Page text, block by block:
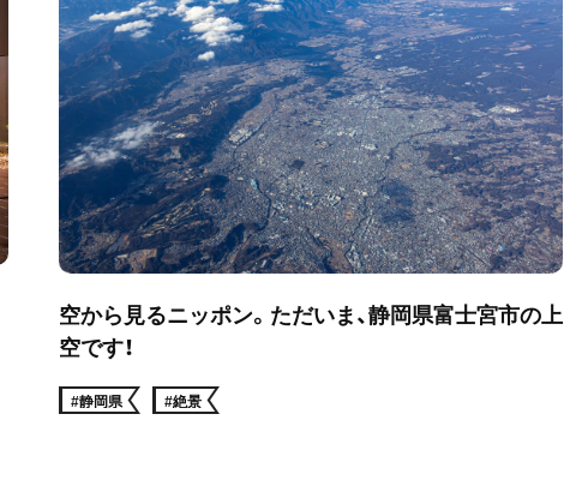
空から見るニッポン。ただいま、静岡県富士宮市の上
空です！
#静岡県 #絶景